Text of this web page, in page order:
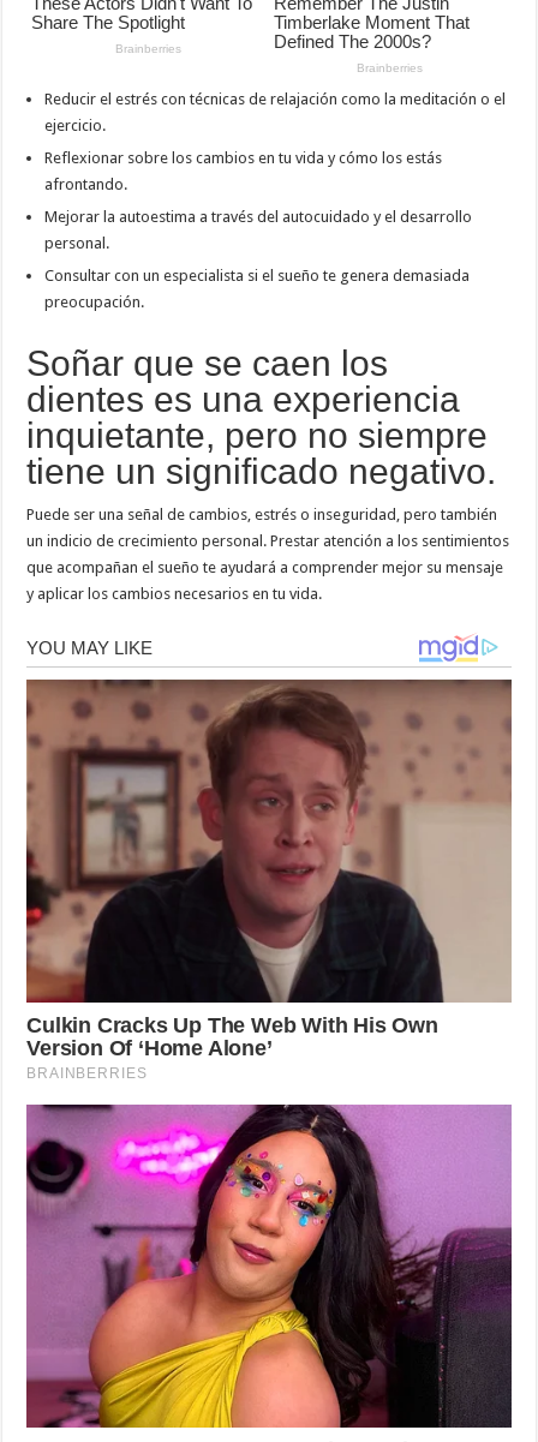
Reducir el estrés con técnicas de relajación como la meditación o el
ejercicio.
Reflexionar sobre los cambios en tu vida y cómo los estás
afrontando.
Mejorar la autoestima a través del autocuidado y el desarrollo
personal.
Consultar con un especialista si el sueño te genera demasiada
preocupación.
Soñar que se caen los
dientes es una experiencia
inquietante, pero no siempre
tiene un significado negativo.
Puede ser una señal de cambios, estrés o inseguridad, pero también
un indicio de crecimiento personal. Prestar atención a los sentimientos
que acompañan el sueño te ayudará a comprender mejor su mensaje
y aplicar los cambios necesarios en tu vida.